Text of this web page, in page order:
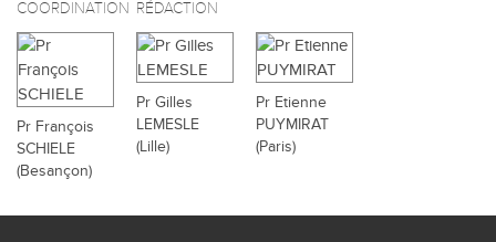
COORDINATION
Pr François
SCHIELE
(Besançon)
RÉDACTION
Pr Gilles
LEMESLE
(Lille)
Pr Etienne
PUYMIRAT
(Paris)